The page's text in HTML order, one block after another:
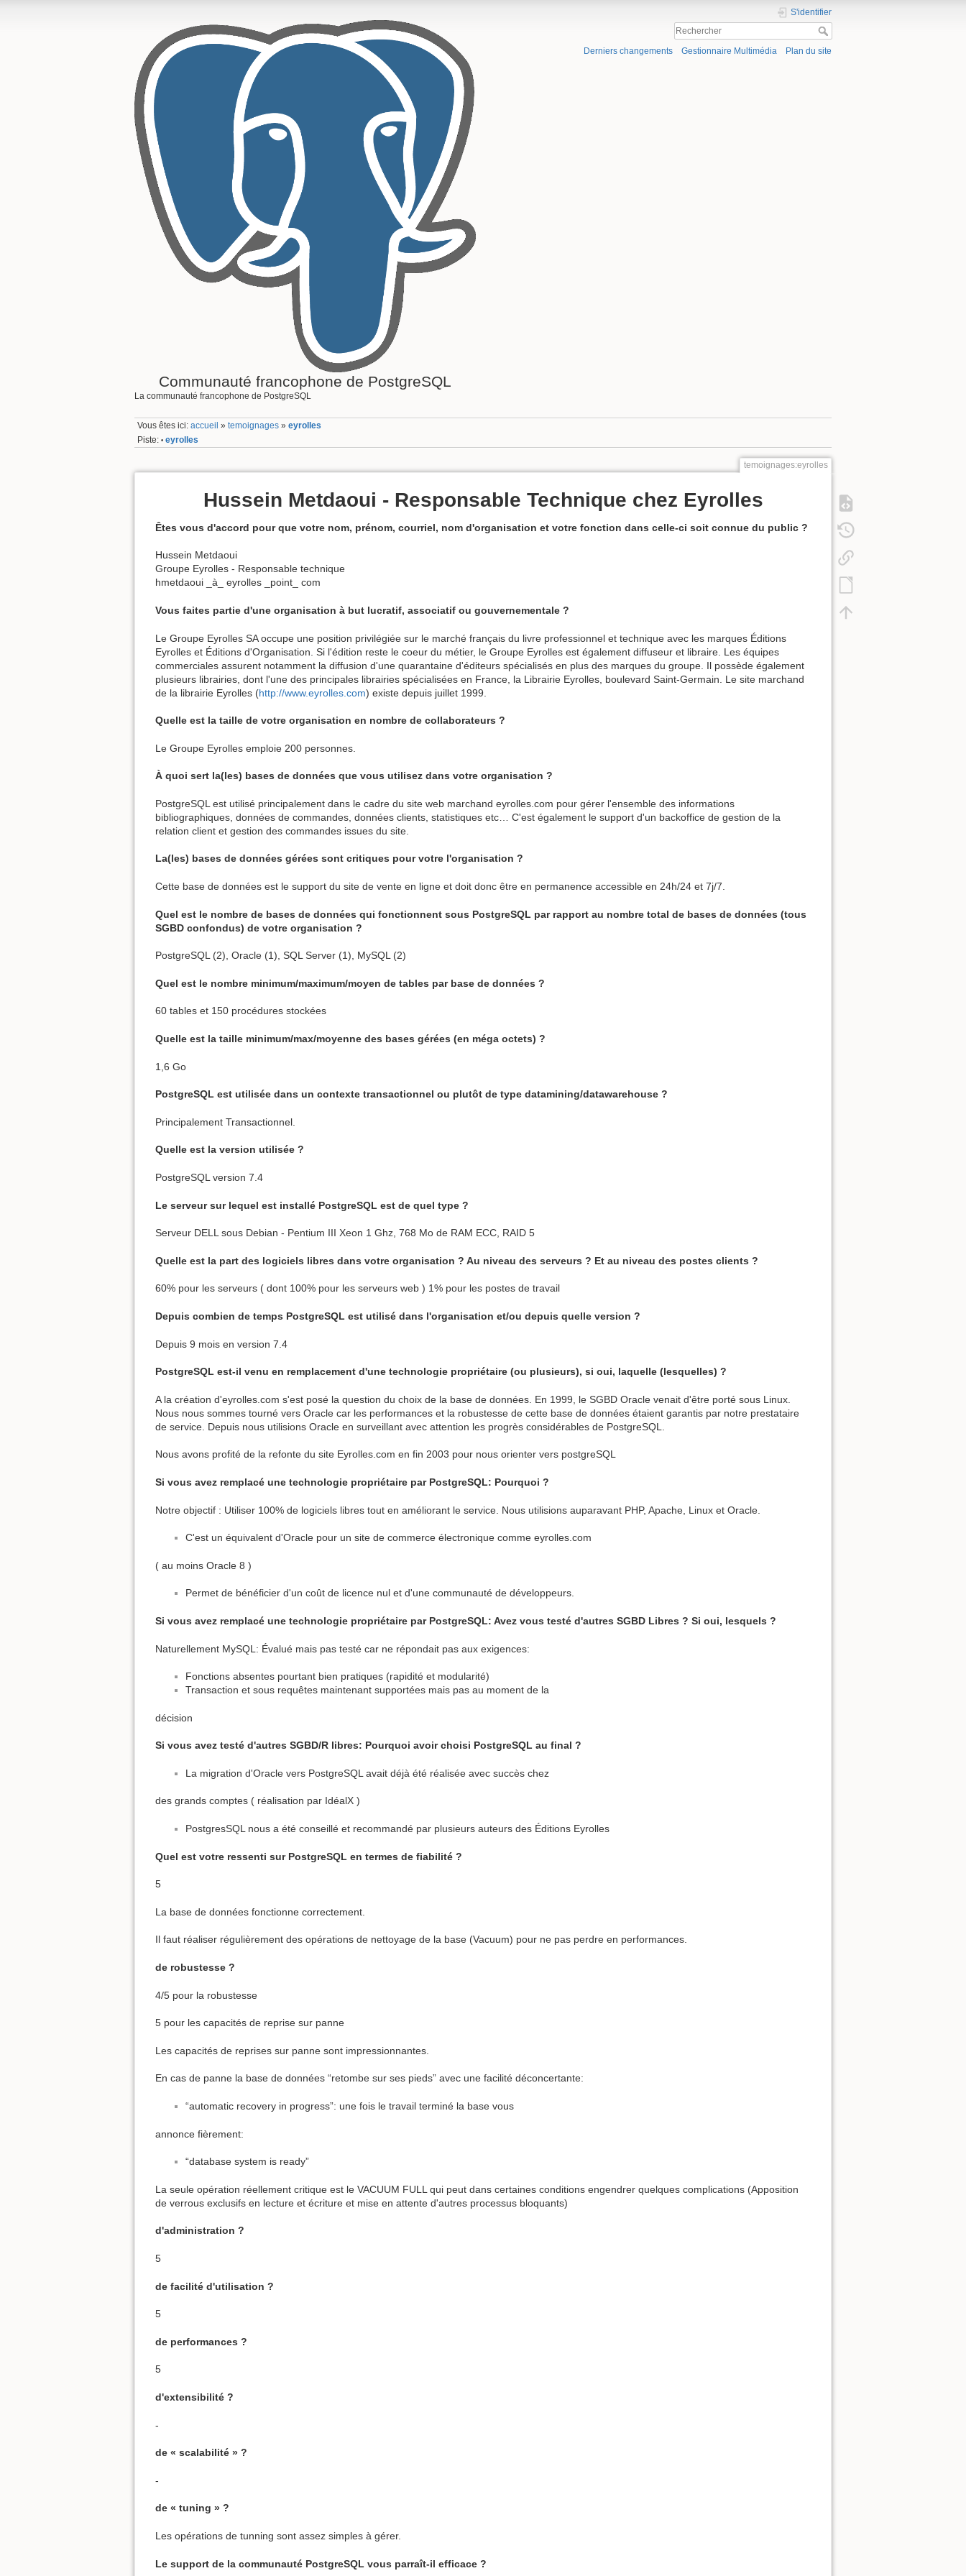
Communauté francophone de PostgreSQL
La communauté francophone de PostgreSQL
S'identifier
Derniers changements Gestionnaire Multimédia Plan du site
Vous êtes ici:accueil »temoignages »eyrolles
Piste: • eyrolles
temoignages:eyrolles
Hussein Metdaoui - Responsable Technique chez Eyrolles
Êtes vous d'accord pour que votre nom, prénom, courriel, nom d'organisation et votre fonction dans celle-ci soit connue du public ?
Hussein Metdaoui
Groupe Eyrolles - Responsable technique
hmetdaoui _à_ eyrolles _point_ com
Vous faites partie d'une organisation à but lucratif, associatif ou gouvernementale ?
Le Groupe Eyrolles SA occupe une position privilégiée sur le marché français du livre professionnel et technique avec les marques Éditions
Eyrolles et Éditions d'Organisation. Si l'édition reste le coeur du métier, le Groupe Eyrolles est également diffuseur et libraire. Les équipes
commerciales assurent notamment la diffusion d'une quarantaine d'éditeurs spécialisés en plus des marques du groupe. Il possède également
plusieurs librairies, dont l'une des principales librairies spécialisées en France, la Librairie Eyrolles, boulevard Saint-Germain. Le site marchand
de la librairie Eyrolles (http://www.eyrolles.com) existe depuis juillet 1999.
Quelle est la taille de votre organisation en nombre de collaborateurs ?
Le Groupe Eyrolles emploie 200 personnes.
À quoi sert la(les) bases de données que vous utilisez dans votre organisation ?
PostgreSQL est utilisé principalement dans le cadre du site web marchand eyrolles.com pour gérer l'ensemble des informations
bibliographiques, données de commandes, données clients, statistiques etc… C'est également le support d'un backoffice de gestion de la
relation client et gestion des commandes issues du site.
La(les) bases de données gérées sont critiques pour votre l'organisation ?
Cette base de données est le support du site de vente en ligne et doit donc être en permanence accessible en 24h/24 et 7j/7.
Quel est le nombre de bases de données qui fonctionnent sous PostgreSQL par rapport au nombre total de bases de données (tous
SGBD confondus) de votre organisation ?
PostgreSQL (2), Oracle (1), SQL Server (1), MySQL (2)
Quel est le nombre minimum/maximum/moyen de tables par base de données ?
60 tables et 150 procédures stockées
Quelle est la taille minimum/max/moyenne des bases gérées (en méga octets) ?
1,6 Go
PostgreSQL est utilisée dans un contexte transactionnel ou plutôt de type datamining/datawarehouse ?
Principalement Transactionnel.
Quelle est la version utilisée ?
PostgreSQL version 7.4
Le serveur sur lequel est installé PostgreSQL est de quel type ?
Serveur DELL sous Debian - Pentium III Xeon 1 Ghz, 768 Mo de RAM ECC, RAID 5
Quelle est la part des logiciels libres dans votre organisation ? Au niveau des serveurs ? Et au niveau des postes clients ?
60% pour les serveurs ( dont 100% pour les serveurs web ) 1% pour les postes de travail
Depuis combien de temps PostgreSQL est utilisé dans l'organisation et/ou depuis quelle version ?
Depuis 9 mois en version 7.4
PostgreSQL est-il venu en remplacement d'une technologie propriétaire (ou plusieurs), si oui, laquelle (lesquelles) ?
A la création d'eyrolles.com s'est posé la question du choix de la base de données. En 1999, le SGBD Oracle venait d'être porté sous Linux.
Nous nous sommes tourné vers Oracle car les performances et la robustesse de cette base de données étaient garantis par notre prestataire
de service. Depuis nous utilisions Oracle en surveillant avec attention les progrès considérables de PostgreSQL.
Nous avons profité de la refonte du site Eyrolles.com en fin 2003 pour nous orienter vers postgreSQL
Si vous avez remplacé une technologie propriétaire par PostgreSQL: Pourquoi ?
Notre objectif : Utiliser 100% de logiciels libres tout en améliorant le service. Nous utilisions auparavant PHP, Apache, Linux et Oracle.
C'est un équivalent d'Oracle pour un site de commerce électronique comme eyrolles.com
( au moins Oracle 8 )
Permet de bénéficier d'un coût de licence nul et d'une communauté de développeurs.
Si vous avez remplacé une technologie propriétaire par PostgreSQL: Avez vous testé d'autres SGBD Libres ? Si oui, lesquels ?
Naturellement MySQL: Évalué mais pas testé car ne répondait pas aux exigences:
Fonctions absentes pourtant bien pratiques (rapidité et modularité)
Transaction et sous requêtes maintenant supportées mais pas au moment de la
décision
Si vous avez testé d'autres SGBD/R libres: Pourquoi avoir choisi PostgreSQL au final ?
La migration d'Oracle vers PostgreSQL avait déjà été réalisée avec succès chez
des grands comptes ( réalisation par IdéalX )
PostgresSQL nous a été conseillé et recommandé par plusieurs auteurs des Éditions Eyrolles
Quel est votre ressenti sur PostgreSQL en termes de fiabilité ?
5
La base de données fonctionne correctement.
Il faut réaliser régulièrement des opérations de nettoyage de la base (Vacuum) pour ne pas perdre en performances.
de robustesse ?
4/5 pour la robustesse
5 pour les capacités de reprise sur panne
Les capacités de reprises sur panne sont impressionnantes.
En cas de panne la base de données “retombe sur ses pieds” avec une facilité déconcertante:
“automatic recovery in progress”: une fois le travail terminé la base vous
annonce fièrement:
“database system is ready”
La seule opération réellement critique est le VACUUM FULL qui peut dans certaines conditions engendrer quelques complications (Apposition
de verrous exclusifs en lecture et écriture et mise en attente d'autres processus bloquants)
d'administration ?
5
de facilité d'utilisation ?
5
de performances ?
5
d'extensibilité ?
-
de « scalabilité » ?
-
de « tuning » ?
Les opérations de tunning sont assez simples à gérer.
Le support de la communauté PostgreSQL vous parraît-il efficace ?